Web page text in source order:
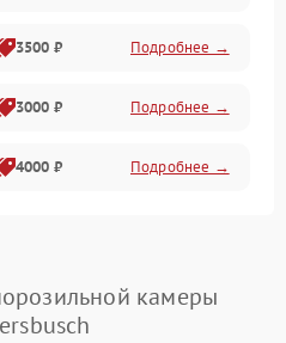
3500 ₽ Подробнее →
3000 ₽ Подробнее →
4000 ₽ Подробнее →
камеры